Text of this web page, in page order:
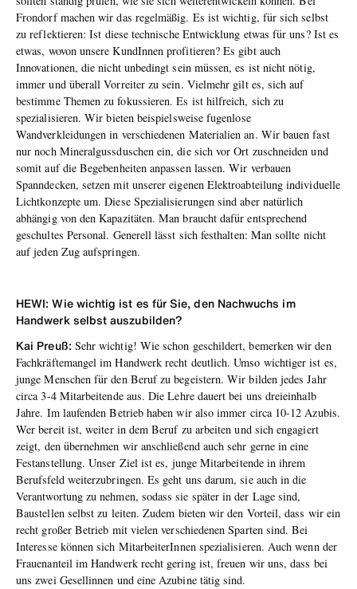
Frondorf machen wir das regelmäßig. Es ist wichtig, für sich selbst
zu reflektieren: Ist diese technische Entwicklung etwas für uns? Ist es
etwas, wovon unsere KundInnen profitieren? Es gibt auch
Innovationen, die nicht unbedingt sein müssen, es ist nicht nötig,
immer und überall Vorreiter zu sein. Vielmehr gilt es, sich auf
bestimme Themen zu fokussieren. Es ist hilfreich, sich zu
spezialisieren. Wir bieten beispielsweise fugenlose
Wandverkleidungen in verschiedenen Materialien an. Wir bauen fast
nur noch Mineralgussduschen ein, die sich vor Ort zuschneiden und
somit auf die Begebenheiten anpassen lassen. Wir verbauen
Spanndecken, setzen mit unserer eigenen Elektroabteilung individuelle
Lichtkonzepte um. Diese Spezialisierungen sind aber natürlich
abhängig von den Kapazitäten. Man braucht dafür entsprechend
geschultes Personal. Generell lässt sich festhalten: Man sollte nicht
auf jeden Zug aufspringen.
HEWI: Wie wichtig ist es für Sie, den Nachwuchs im
Handwerk selbst auszubilden?
Kai Preuß: Sehr wichtig! Wie schon geschildert, bemerken wir den
Fachkräftemangel im Handwerk recht deutlich. Umso wichtiger ist es,
junge Menschen für den Beruf zu begeistern. Wir bilden jedes Jahr
circa 3-4 Mitarbeitende aus. Die Lehre dauert bei uns dreieinhalb
Jahre. Im laufenden Betrieb haben wir also immer circa 10-12 Azubis.
Wer bereit ist, weiter in dem Beruf zu arbeiten und sich engagiert
zeigt, den übernehmen wir anschließend auch sehr gerne in eine
Festanstellung. Unser Ziel ist es, junge Mitarbeitende in ihrem
Berufsfeld weiterzubringen. Es geht uns darum, sie auch in die
Verantwortung zu nehmen, sodass sie später in der Lage sind,
Baustellen selbst zu leiten. Zudem bieten wir den Vorteil, dass wir ein
recht großer Betrieb mit vielen verschiedenen Sparten sind. Bei
Interesse können sich MitarbeiterInnen spezialisieren. Auch wenn der
Frauenanteil im Handwerk recht gering ist, freuen wir uns, dass bei
uns zwei Gesellinnen und eine Azubine tätig sind.